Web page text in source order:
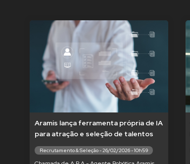
Aramis lança ferramenta própria de IA
para atração e seleção de talentos
Recrutamento & Seleção - 26/02/2026 - 10h59